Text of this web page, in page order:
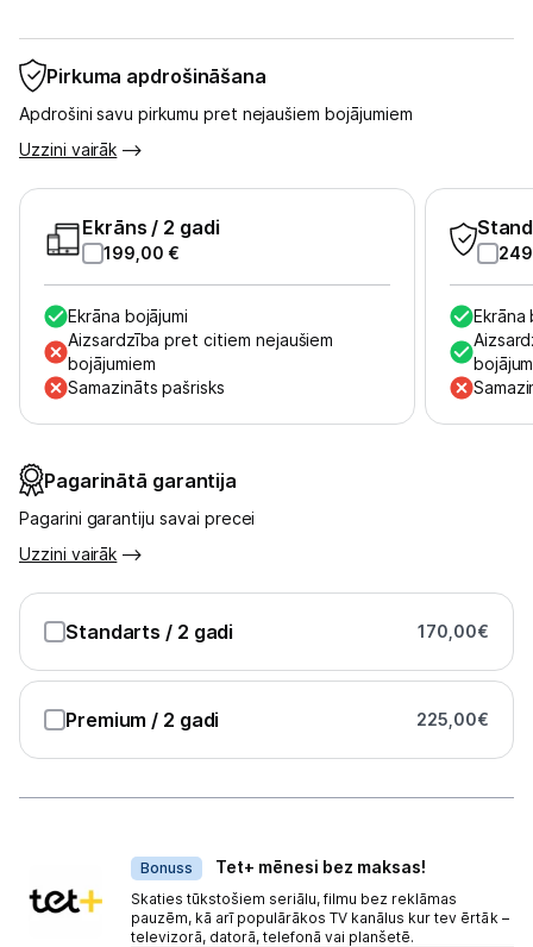
Pirkuma apdrošināšana
Apdrošini savu pirkumu pret nejaušiem bojājumiem
Uzzini vairāk
Ekrāns / 2 gadi
199,00 €
Ekrāna bojājumi
Aizsardzība pret citiem nejaušiem
bojājumiem
Samazināts pašrisks
Ekrāna
Pagarinātā garantija
Pagarini garantiju savai precei
Uzzini vairāk
Standarts / 2 gadi 170,00€
Premium / 2 gadi 225,00€
Bonuss Tet+ mēnesi bez maksas!
Skaties tūkstošiem seriālu, filmu bez reklāmas
pauzēm, kā arī populārākos TV kanālus kur tev ērtāk –
televizorā, datorā, telefonā vai planšetē.